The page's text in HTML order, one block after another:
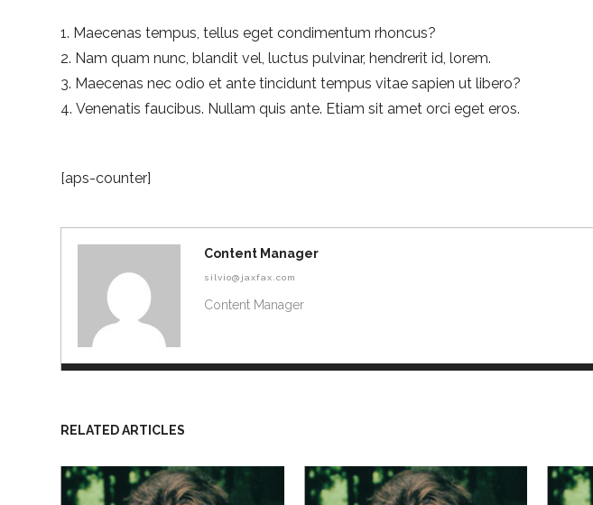
Maecenas tempus, tellus eget condimentum rhoncus?
Nam quam nunc, blandit vel, luctus pulvinar, hendrerit id, lorem.
Maecenas nec odio et ante tincidunt tempus vitae sapien ut libero?
Venenatis faucibus. Nullam quis ante. Etiam sit amet orci eget eros.
[aps-counter]
Content Manager
silvio@jaxfax.com
Content Manager
RELATED ARTICLES